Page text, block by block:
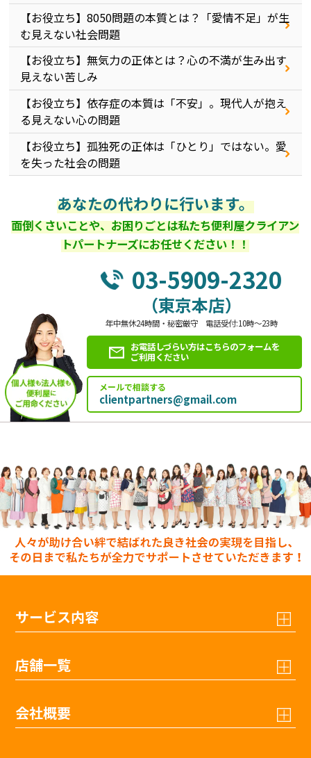
【お役立ち】8050問題の本質とは？「愛情不足」が生
む見えない社会問題
【お役立ち】無気力の正体とは？心の不満が生み出す
見えない苦しみ
【お役立ち】依存症の本質は「不安」。現代人が抱え
る見えない心の問題
【お役立ち】孤独死の正体は「ひとり」ではない。愛
を失った社会の問題
あなたの代わりに行います。
面倒くさいことや、お困りごとは私たち便利屋クライアン
トパートナーズにお任せください！！
03-5909-2320
（東京本店）
年中無休24時間・秘密厳守 電話受付:10時～23時
お電話しづらい方はこちらのフォームを
ご利用ください
メールで相談する
clientpartners@gmail.com
サービス内容
店舗一覧
会社概要